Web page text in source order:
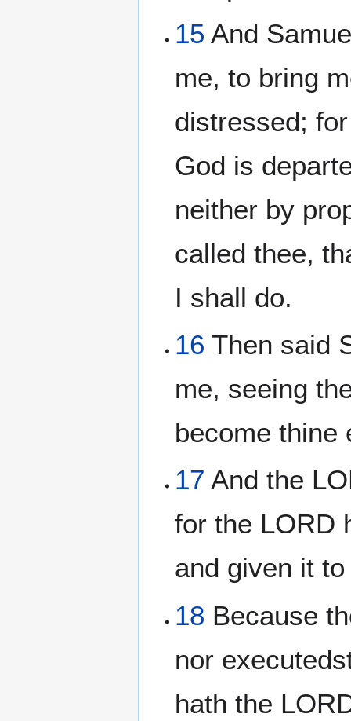
15 And
me, to bring
distressed;
God is
neither by
called thee,
I shall do.
16 Then said
me, seeing
become thine
17 And the
for the LORD
and given it
18 Because
nor
hath the